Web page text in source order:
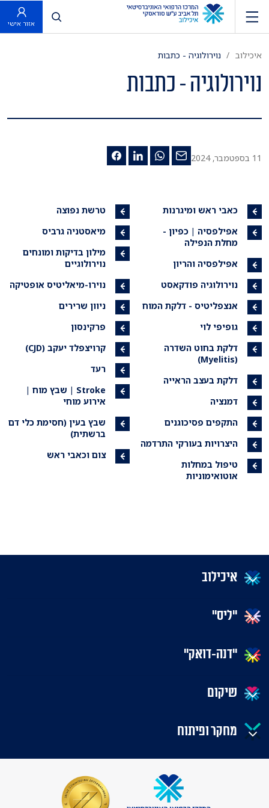
פתח חיפוש
אזור אישי
איכילוב נוירולוגיה - כתבות
נוירולוגיה - כתבות
11 בספטמבר, 2024
כאבי ראש ומיגרנות
אפילפסיה | כפיון -
מחלת הנפילה
אפילפסיה והריון
נוירולוגיה פודקאסט
אנצפליטיס - דלקת המוח
גופיפי לוי
דלקת בחוט השדרה
(Myelitis)
דלקת בעצב הראייה
דמנציה
התקפים פסיכוגנים
היצרויות בעורקי התרדמה
טיפול במחלות
אוטואימוניות
טרשת נפוצה
מיאסטניה גרביס
מילון בדיקות ומונחים
נוירולוגיים
נוירו-מיאליטיס אופטיקה
ניוון שרירים
פרקינסון
קרויצפלד יעקב (CJD)
רעד
Stroke | שבץ מוח |
אירוע מוחי
שבץ בעין (חסימת כלי דם
ברשתית)
צום וכאבי ראש
איכילוב
"ליס"
"דנה-דואק"
שיקום
מחקר ופיתוח